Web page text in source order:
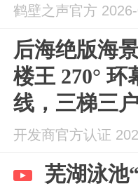
鹤壁之声官方
后海绝版海
楼王 270°
线，三梯三
亿高端会所
开发商官方认证
芜湖泳池